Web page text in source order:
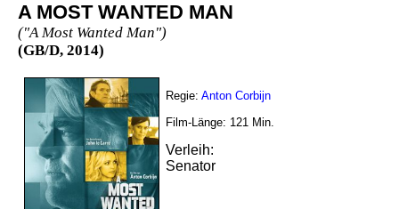
A MOST WANTED MAN
("A Most Wanted Man")
(GB/D, 2014)
Regie: Anton Corbijn
Film-Länge: 121 Min.
Verleih:
Senator